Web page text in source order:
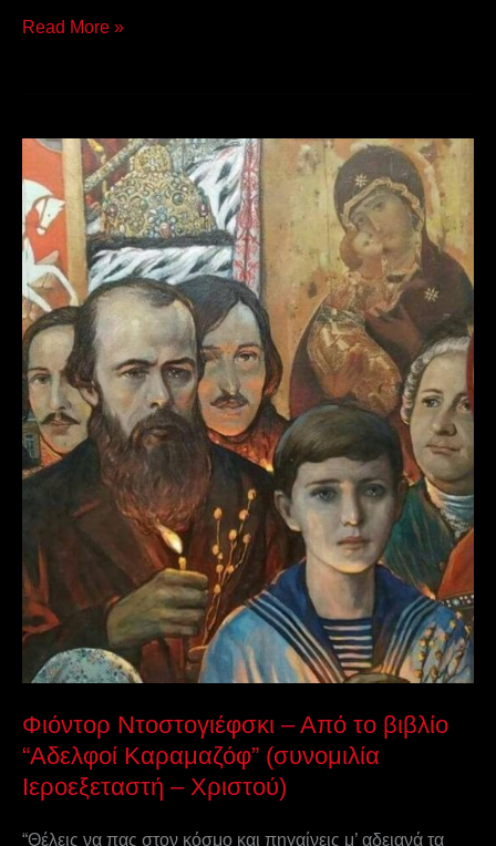
Read More »
Φιόντορ Ντοστογιέφσκι – Από το βιβλίο
“Αδελφοί Καραμαζόφ” (συνομιλία
Ιεροεξεταστή – Χριστού)
“Θέλεις να πας στον κόσμο και πηγαίνεις μ’ αδειανά τα
Φιόντορ
Ντοστογιέφσκι
–
Από
το
βιβλίο
“Αδελφοί
Καραμαζόφ”
(συνομιλία
Ιεροεξεταστή
–
Χριστού)